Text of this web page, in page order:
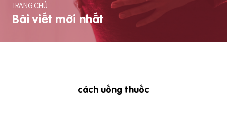
TRANG CHỦ
Bài viết mới nhất
cách uống thuốc